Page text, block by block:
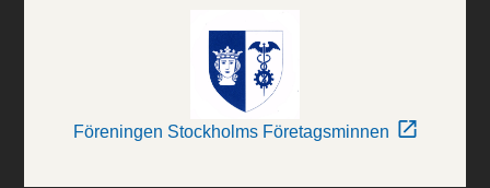
Föreningen Stockholms Företagsminnen